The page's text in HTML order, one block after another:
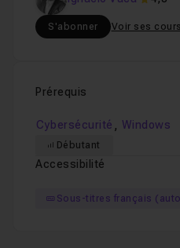
S'abonner Voir ses cours
Prérequis
Cybersécurité , Windows
Débutant
Accessibilité
Sous-titres français